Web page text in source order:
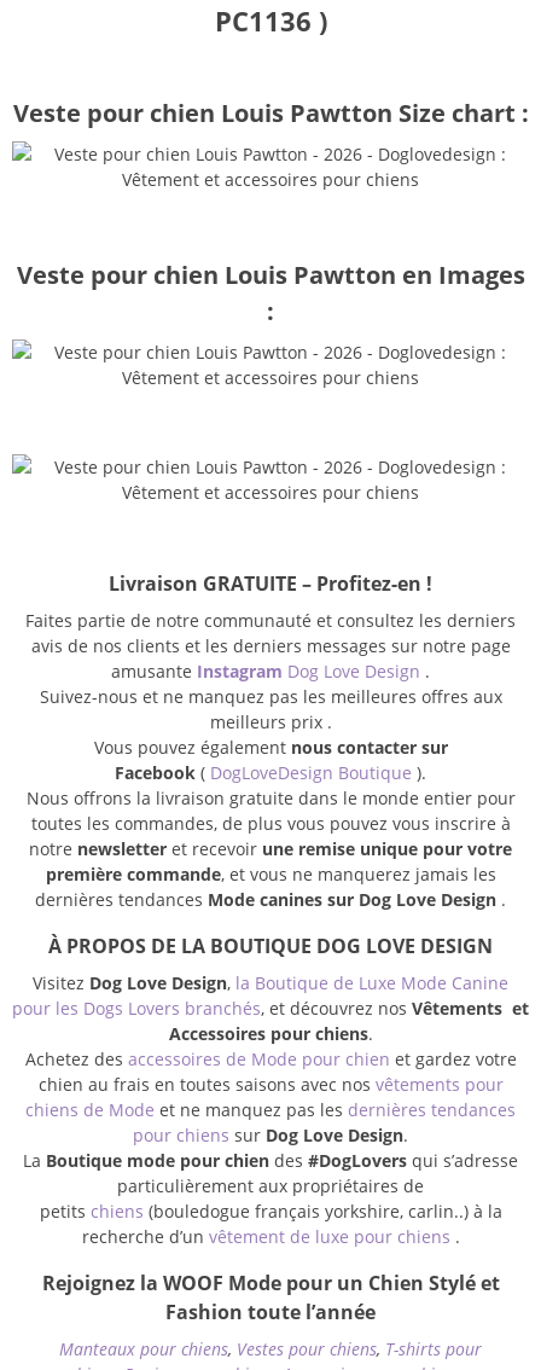
PC1136 )
Veste pour chien Louis Pawtton Size chart :
Veste pour chien Louis Pawtton en Images
:
Livraison GRATUITE – Profitez-en !
Faites partie de notre communauté et consultez les derniers
avis de nos clients et les derniers messages sur notre page
amusante Instagram Dog Love Design .
Suivez-nous et ne manquez pas les meilleures offres aux
meilleurs prix .
Vous pouvez également nous contacter sur
Facebook ( DogLoveDesign Boutique ).
Nous offrons la livraison gratuite dans le monde entier pour
toutes les commandes, de plus vous pouvez vous inscrire à
notre newsletter et recevoir une remise unique pour votre
première commande, et vous ne manquerez jamais les
dernières tendances Mode canines sur Dog Love Design .
À PROPOS DE LA BOUTIQUE DOG LOVE DESIGN
Visitez Dog Love Design, la Boutique de Luxe Mode Canine
pour les Dogs Lovers branchés, et découvrez nos Vêtements et
Accessoires pour chiens.
Achetez des accessoires de Mode pour chien et gardez votre
chien au frais en toutes saisons avec nos vêtements pour
chiens de Mode et ne manquez pas les dernières tendances
pour chiens sur Dog Love Design.
La Boutique mode pour chien des #DogLovers qui s’adresse
particulièrement aux propriétaires de
petits chiens (bouledogue français yorkshire, carlin..) à la
recherche d’un vêtement de luxe pour chiens .
Rejoignez la WOOF Mode pour un Chien Stylé et
Fashion toute l’année
Manteaux pour chiens, Vestes pour chiens, T-shirts pour